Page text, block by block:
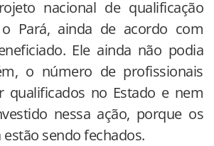
nacional de qualificação
Pará, ainda de acordo com
Ele ainda não podia
o número de profissionais
qualificados no Estado e nem
nessa ação, porque os
sendo fechados.